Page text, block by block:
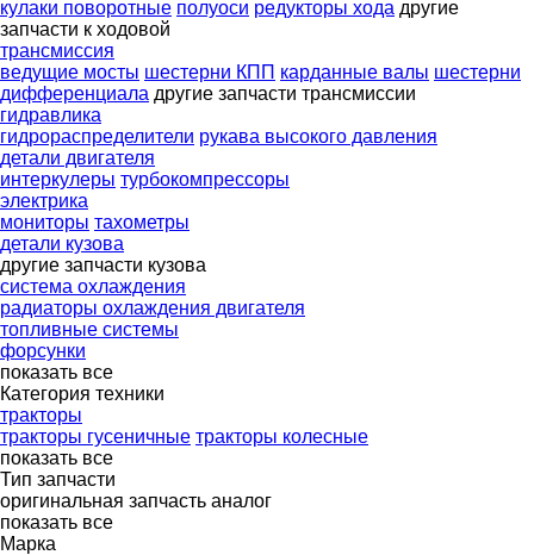
кулаки поворотные полуоси редукторы хода другие
запчасти к ходовой
трансмиссия
ведущие мосты шестерни КПП карданные валы шестерни
дифференциала другие запчасти трансмиссии
гидравлика
гидрораспределители рукава высокого давления
детали двигателя
интеркулеры турбокомпрессоры
электрика
мониторы тахометры
детали кузова
другие запчасти кузова
система охлаждения
радиаторы охлаждения двигателя
топливные системы
форсунки
показать все
Категория техники
тракторы
тракторы гусеничные тракторы колесные
показать все
Тип запчасти
оригинальная запчасть аналог
показать все
Марка